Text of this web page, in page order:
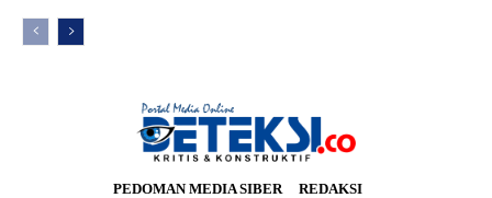
PEDOMAN MEDIA SIBER
REDAKSI